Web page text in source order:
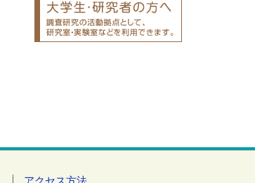
アクセス方法